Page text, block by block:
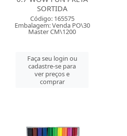
SORTIDA
Código: 165575
Embalagem: Venda PO\30
Master CM\1200
Faça seu login ou
cadastre-se para
ver preços e
comprar